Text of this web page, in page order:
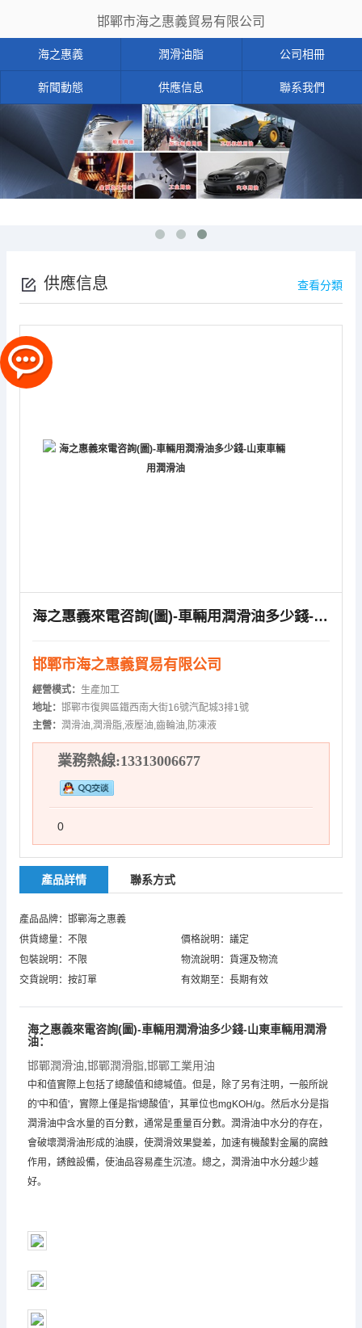
邯鄲市海之惠義貿易有限公司
海之惠義 潤滑油脂 公司相冊
新聞動態 供應信息 聯系我們
供應信息 查看分類
海之惠義來電咨詢(圖)-車輛用潤滑油多少錢-山東車輛用潤滑油
邯鄲市海之惠義貿易有限公司
經營模式： 生產加工
地址： 邯鄲市復興區鐵西南大街16號汽配城3排1號
主營： 潤滑油,潤滑脂,液壓油,齒輪油,防凍液
業務熱線:13313006677
0
產品詳情 聯系方式
產品品牌：邯鄲海之惠義
供貨總量：不限
價格說明：議定
包裝說明：不限
物流說明：貨運及物流
交貨說明：按訂單
有效期至：長期有效
海之惠義來電咨詢(圖)-車輛用潤滑油多少錢-山東車輛用潤滑
油：
邯鄲潤滑油 邯鄲潤滑脂 邯鄲工業用油
中和值實際上包括了總酸值和總堿值。但是，除了另有注明，一般所說
的'中和值'，實際上僅是指'總酸值'，其單位也mgKOH/g。然后水分是指
潤滑油中含水量的百分數，通常是重量百分數。潤滑油中水分的存在，
會破壞潤滑油形成的油膜，使潤滑效果變差，加速有機酸對金屬的腐蝕
作用，銹蝕設備，使油品容易產生沉渣。總之，潤滑油中水分越少越
好。